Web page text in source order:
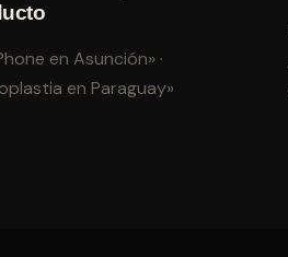
en Asunción» ·
en Paraguay»